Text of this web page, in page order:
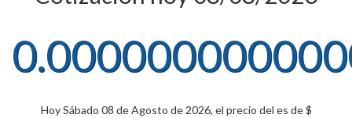
Hoy Sábado 08 de Agosto de 2026, el precio del es de $